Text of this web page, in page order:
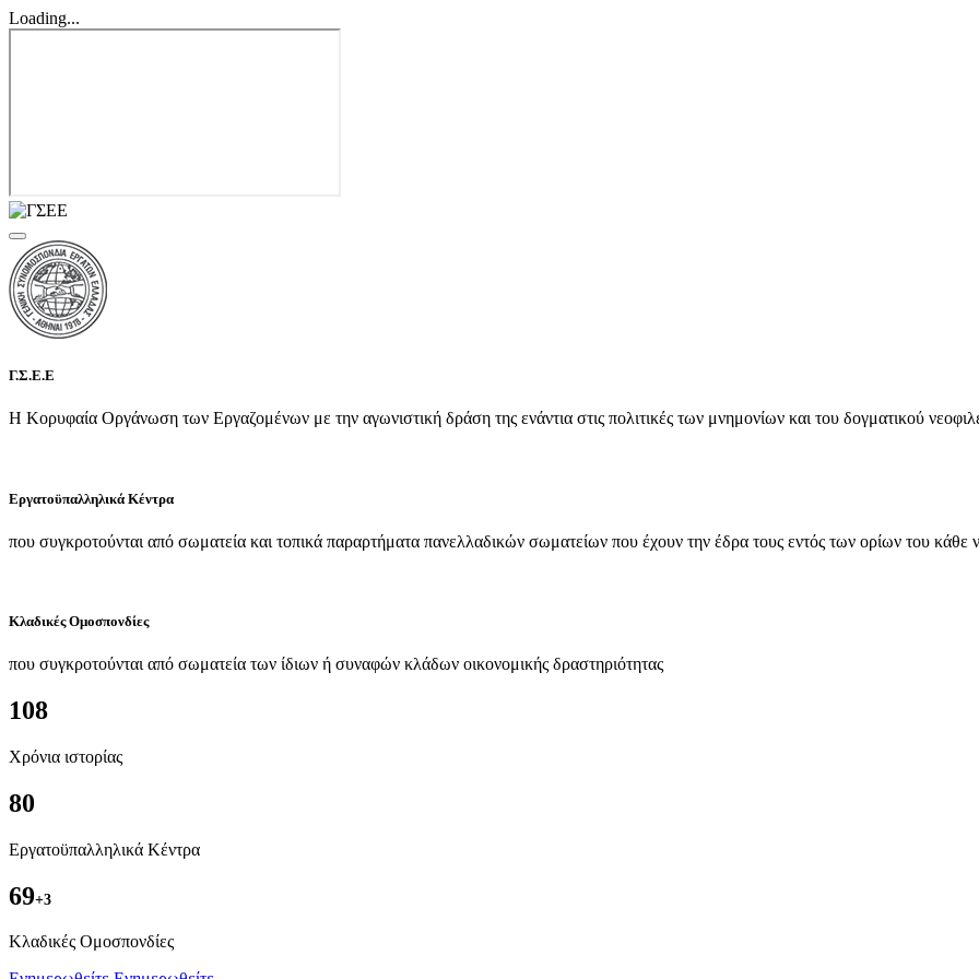
Loading...
Γ.Σ.Ε.Ε
Η Κορυφαία Οργάνωση των Εργαζομένων με την αγωνιστική δράση της ενάντια στις πολιτικές των μνημονίων και του δογματικού
Εργατοϋπαλληλικά Κέντρα
που συγκροτούνται από σωματεία και τοπικά παραρτήματα πανελλαδικών σωματείων που έχουν την έδρα τους εντός των ορίων του κάθε
Κλαδικές Ομοσπονδίες
που συγκροτούνται από σωματεία των ίδιων ή συναφών κλάδων οικονομικής δραστηριότητας
108
Χρόνια ιστορίας
80
Εργατοϋπαλληλικά Κέντρα
69+3
Kλαδικές Ομοσπονδίες